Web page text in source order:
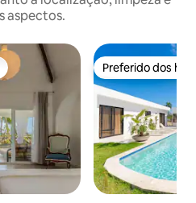
aspectos.
dos hóspedes Preferido dos
Preferido dos